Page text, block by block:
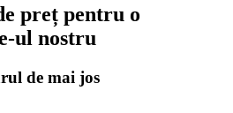
preț pentru o
ul nostru
de mai jos